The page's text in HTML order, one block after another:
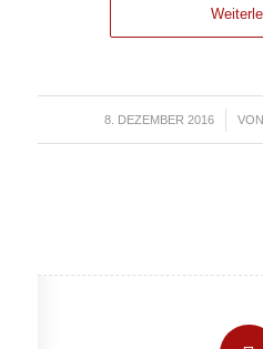
8. DEZEMBER 2016
/ VON